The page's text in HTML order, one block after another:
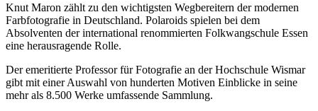
Knut Maron zählt zu den wichtigsten Wegbereitern der modernen
Farbfotografie in Deutschland. Polaroids spielen bei dem
Absolventen der international renommierten Folkwangschule Essen
eine herausragende Rolle.
Der emeritierte Professor für Fotografie an der Hochschule Wismar
gibt mit einer Auswahl von hunderten Motiven Einblicke in seine
mehr als 8.500 Werke umfassende Sammlung.